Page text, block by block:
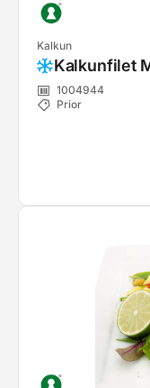
Kalkun
Kalkunfilet
1004944
Prior